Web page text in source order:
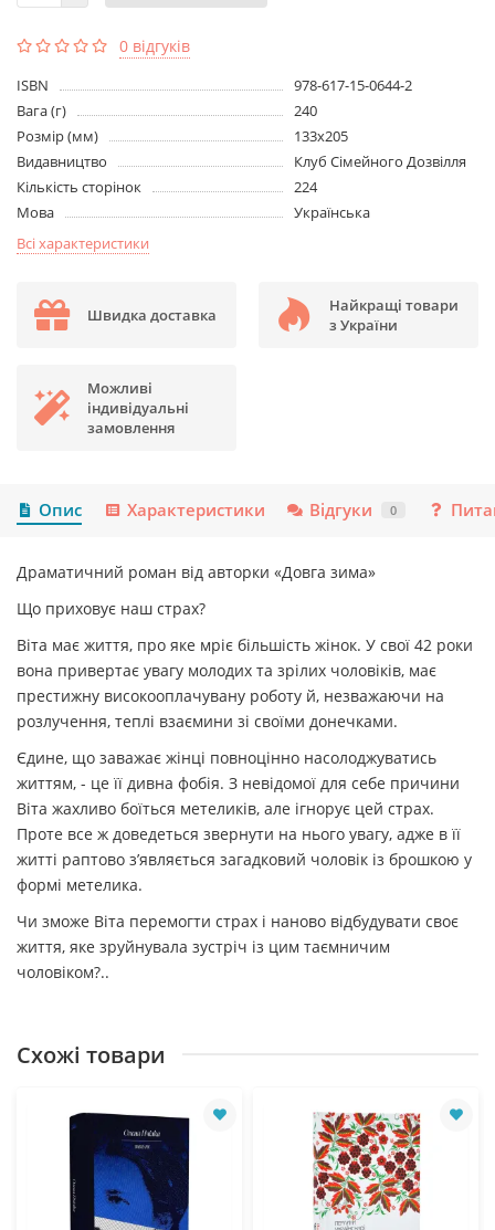
0 відгуків
ISBN
978-617-15-0644-2
Вага (г)
240
Розмір (мм)
133x205
Видавництво
Клуб Сімейного Дозвілля
Кількість сторінок
224
Мова
Українська
Всі характеристики
Швидка доставка
Найкращі товари
з України
Можливі
індивідуальні
замовлення
Опис Характеристики Відгуки 0
Драматичний роман від авторки «Довга зима»
Що приховує наш страх?
Віта має життя, про яке мріє більшість жінок. У свої 42 роки
вона привертає увагу молодих та зрілих чоловіків, має
престижну високооплачувану роботу й, незважаючи на
розлучення, теплі взаємини зі своїми донечками.
Єдине, що заважає жінці повноцінно насолоджуватись
життям, - це її дивна фобія. З невідомої для себе причини
Віта жахливо боїться метеликів, але ігнорує цей страх.
Проте все ж доведеться звернути на нього увагу, адже в її
житті раптово з’являється загадковий чоловік із брошкою у
формі метелика.
Чи зможе Віта перемогти страх і наново відбудувати своє
життя, яке зруйнувала зустріч із цим таємничим
чоловіком?..
Схожі товари